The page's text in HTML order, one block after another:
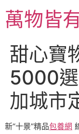
主萬物皆
甜心寶
5000
加城市
新“十景”精品包養網